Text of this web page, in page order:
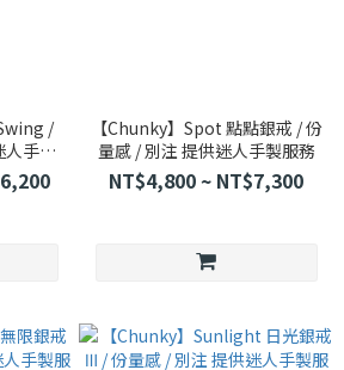
/
人手製
【Chunky】Spot 點點銀戒 / 份
量感 / 別注 提供迷人手製服務
NT$4,800 ~ NT$7,300